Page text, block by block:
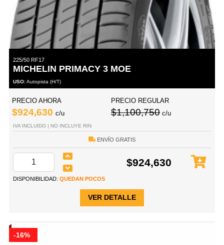
225/50 RF17
MICHELIN PRIMACY 3 MOE
USO:Autopista (H/T)
PRECIO AHORA
$924,630 c/u
PRECIO REGULAR
$1,100,750 c/u
IVA INCLUIDO | NO INCLUYE RIN
ENVÍO GRATIS
$924,630
DISPONIBILIDAD: QUEDAN POCOS
VER DETALLE
-16%